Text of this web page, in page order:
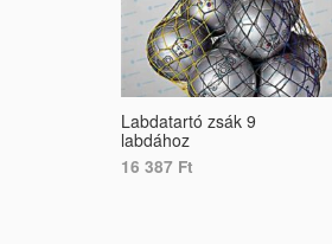
Labdatartó zsák 9
labdához
16 387 Ft